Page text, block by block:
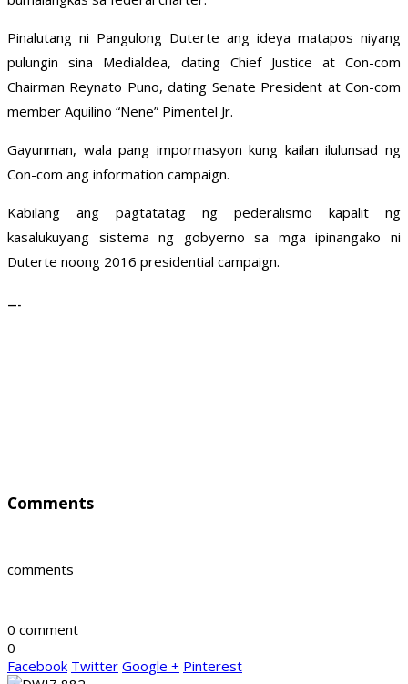
Pinalutang ni Pangulong Duterte ang ideya matapos niyang
pulungin sina Medialdea, dating Chief Justice at Con-com
Chairman Reynato Puno, dating Senate President at Con-com
member Aquilino “Nene” Pimentel Jr.
Gayunman, wala pang impormasyon kung kailan ilulunsad ng
Con-com ang information campaign.
Kabilang ang pagtatatag ng pederalismo kapalit ng
kasalukuyang sistema ng gobyerno sa mga ipinangako ni
Duterte noong 2016 presidential campaign.
—-
Comments
comments
0 comment
0
Facebook Twitter Google + Pinterest